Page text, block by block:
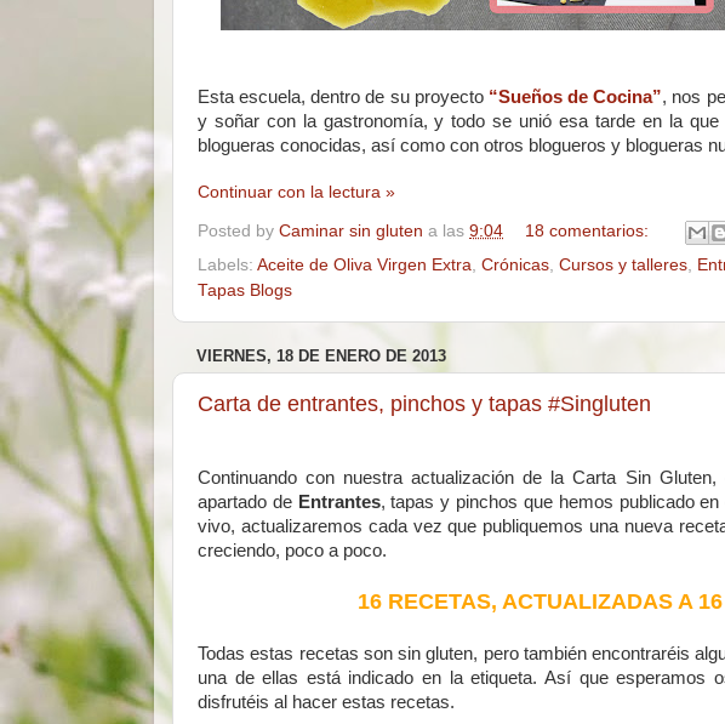
Esta escuela, dentro de su proyecto“Sueños de Cocina”, nos
y soñar con la gastronomía, y todo se unió esa tarde en la
blogueras conocidas, así como con otros blogueros y blogueras
Continuar con la lectura »
Posted by Caminar sin gluten a las 9:04
18 comentarios:
Labels: Aceite de Oliva Virgen Extra Crónicas Cursos y talleres
Tapas Blogs
VIERNES, 18 DE ENERO DE 2013
Carta de entrantes, pinchos y tapas #Singluten
Continuando con nuestra actualización de la Carta Sin
apartado de Entrantes, tapas y pinchos que hemos publicado
vivo, actualizaremos cada vez que publiquemos una nueva
creciendo, poco a poco.
16 RECETAS, ACTUALIZADAS A
Todas estas recetas son sin gluten, pero también encontraréis
una de ellas está indicado en la etiqueta. Así que esperamos
disfrutéis al hacer estas recetas.